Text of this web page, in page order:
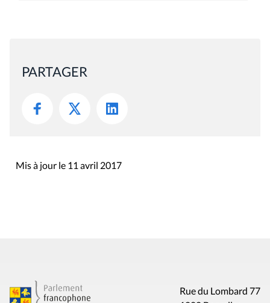
PARTAGER
Mis à jour le 11 avril 2017
Rue du Lombard 77